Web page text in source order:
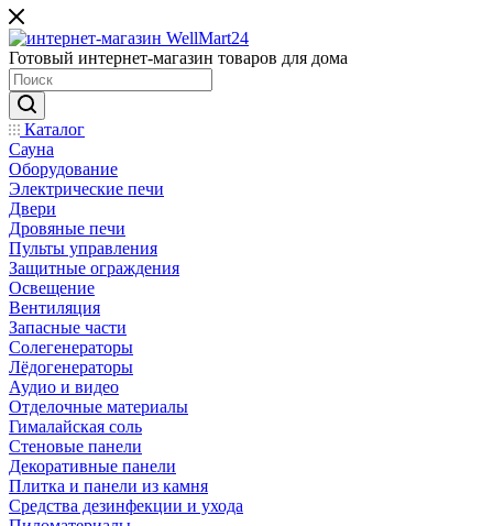
Готовый интернет-магазин товаров для дома
Каталог
Сауна
Оборудование
Электрические печи
Двери
Дровяные печи
Пульты управления
Защитные ограждения
Освещение
Вентиляция
Запасные части
Солегенераторы
Лёдогенераторы
Аудио и видео
Отделочные материалы
Гималайская соль
Стеновые панели
Декоративные панели
Плитка и панели из камня
Средства дезинфекции и ухода